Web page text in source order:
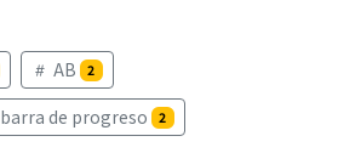
AB 2
barra de progreso 2